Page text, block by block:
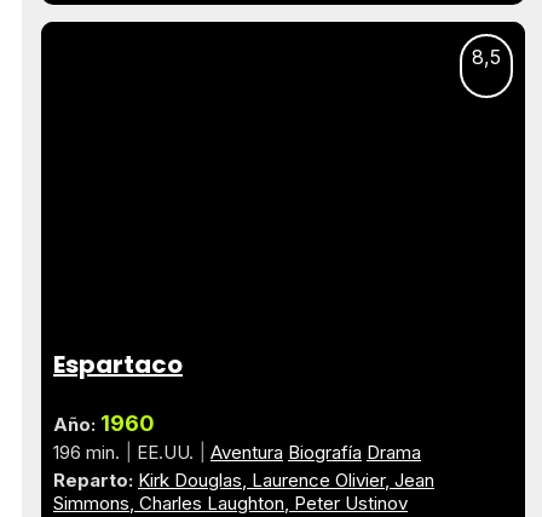
8,5
Espartaco
Año: 1960
196 min. EE.UU. Aventura Biografía Drama
Reparto: Kirk Douglas Laurence Olivier Jean
Simmons Charles Laughton Peter Ustinov